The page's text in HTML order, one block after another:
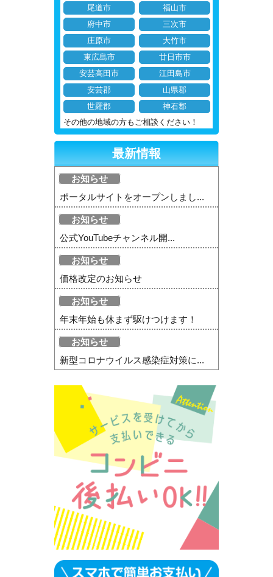
尾道市
福山市
府中市
三次市
庄原市
大竹市
東広島市
廿日市市
安芸高田市
江田島市
安芸郡
山県郡
世羅郡
神石郡
その他の地域の方もご相談ください！
最新情報
お知らせ
ポータルサイトをオープンしまし...
お知らせ
公式YouTubeチャンネル開...
お知らせ
価格改定のお知らせ
お知らせ
年末年始も休まず駆けつけます！
お知らせ
新型コロナウイルス感染症対策に...